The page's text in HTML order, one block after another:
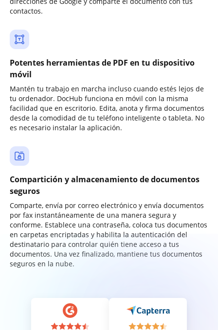
contactos.
Potentes herramientas de PDF en tu dispositivo
móvil
Mantén tu trabajo en marcha incluso cuando estés lejos de
tu ordenador. DocHub funciona en móvil con la misma
facilidad que en escritorio. Edita, anota y firma documentos
desde la comodidad de tu teléfono inteligente o tableta. No
es necesario instalar la aplicación.
Compartición y almacenamiento de documentos
seguros
Comparte, envía por correo electrónico y envía documentos
por fax instantáneamente de una manera segura y
conforme. Establece una contraseña, coloca tus documentos
en carpetas encriptadas y habilita la autenticación del
destinatario para controlar quién tiene acceso a tus
documentos. Una vez finalizado, mantiene tus documentos
seguros en la nube.